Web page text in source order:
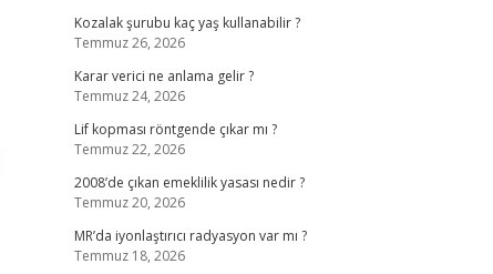
Kozalak şurubu kaç yaş kullanabilir ?
Temmuz 26, 2026
Karar verici ne anlama gelir ?
Temmuz 24, 2026
Lif kopması röntgende çıkar mı ?
Temmuz 22, 2026
2008’de çıkan emeklilik yasası nedir ?
Temmuz 20, 2026
MR’da iyonlaştırıcı radyasyon var mı ?
Temmuz 18, 2026